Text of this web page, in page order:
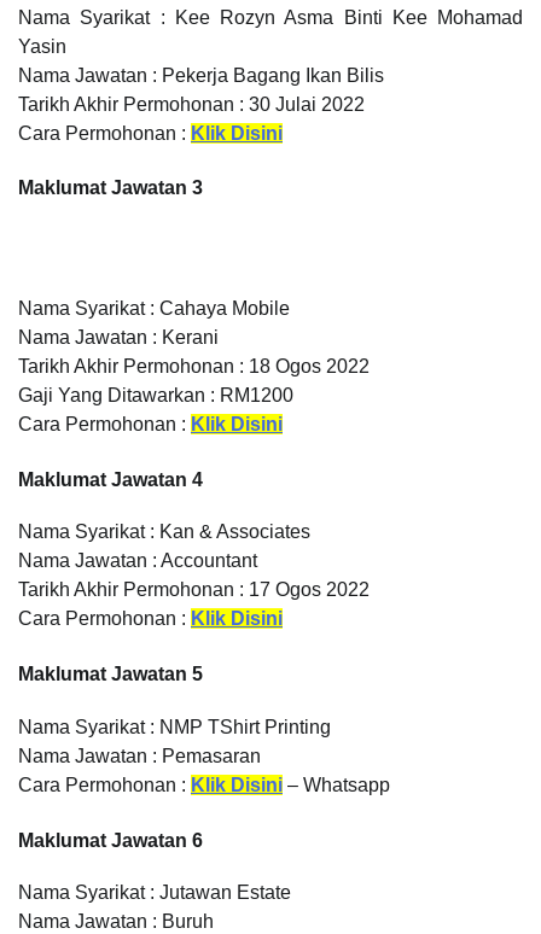
Nama Syarikat : Kee Rozyn Asma Binti Kee Mohamad
Yasin
Nama Jawatan : Pekerja Bagang Ikan Bilis
Tarikh Akhir Permohonan : 30 Julai 2022
Cara Permohonan : Klik Disini
Maklumat Jawatan 3
Nama Syarikat : Cahaya Mobile
Nama Jawatan : Kerani
Tarikh Akhir Permohonan : 18 Ogos 2022
Gaji Yang Ditawarkan : RM1200
Cara Permohonan : Klik Disini
Maklumat Jawatan 4
Nama Syarikat : Kan & Associates
Nama Jawatan : Accountant
Tarikh Akhir Permohonan : 17 Ogos 2022
Cara Permohonan : Klik Disini
Maklumat Jawatan 5
Nama Syarikat : NMP TShirt Printing
Nama Jawatan : Pemasaran
Cara Permohonan : Klik Disini – Whatsapp
Maklumat Jawatan 6
Nama Syarikat : Jutawan Estate
Nama Jawatan : Buruh